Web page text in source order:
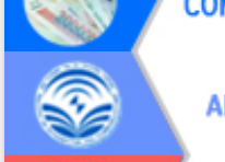
ứng để giữ vững thị trường xuất khẩu
Diễn đàn Kinh tế tư nhân Việt Nam đột
phá cơ chế - Hợp tác công tư
Đề án 06 tạo bước ngoặt đột phá trong
cải cách hành chính tỉnh Đắk Lắk
Kết nối tour, đẩy mạnh chuyển đổi số